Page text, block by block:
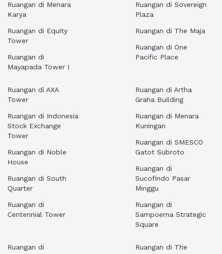
Ruangan di Menara
Karya
Ruangan di Equity
Tower
Ruangan di
Mayapada Tower I
Ruangan di Sovereign
Plaza
Ruangan di The Maja
Ruangan di One
Pacific Place
Ruangan di AXA
Tower
Ruangan di Indonesia
Stock Exchange
Tower
Ruangan di Noble
House
Ruangan di South
Quarter
Ruangan di
Centennial Tower
Ruangan di Artha
Graha Building
Ruangan di Menara
Kuningan
Ruangan di SMESCO
Gatot Subroto
Ruangan di
Sucofindo Pasar
Minggu
Ruangan di
Sampoerna Strategic
Square
Ruangan di
Ruangan di The